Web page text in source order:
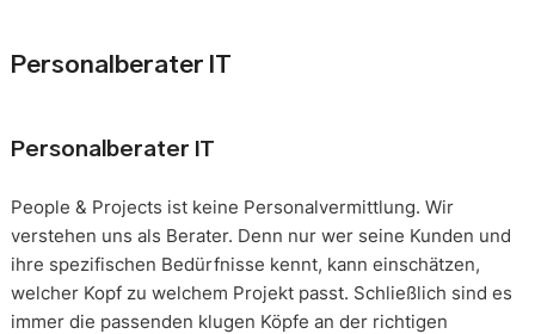
Personalberater IT
Personalberater IT
People & Projects ist keine Personalvermittlung. Wir
verstehen uns als Berater. Denn nur wer seine Kunden und
ihre spezifischen Bedürfnisse kennt, kann einschätzen,
welcher Kopf zu welchem Projekt passt. Schließlich sind es
immer die passenden klugen Köpfe an der richtigen